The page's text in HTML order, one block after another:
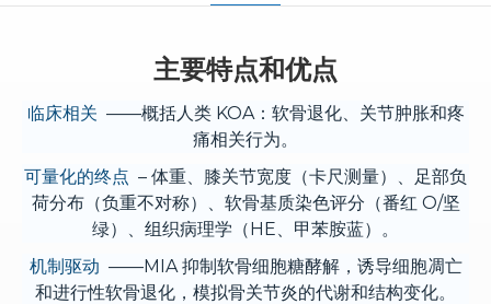
主要特点和优点
临床相关 ——概括人类 KOA：软骨退化、关节肿胀和疼
痛相关行为。
可量化的终点 – 体重、膝关节宽度（卡尺测量）、足部负
荷分布（负重不对称）、软骨基质染色评分（番红 O/坚
绿）、组织病理学（HE、甲苯胺蓝）。
机制驱动 ——MIA 抑制软骨细胞糖酵解，诱导细胞凋亡
和进行性软骨退化，模拟骨关节炎的代谢和结构变化。